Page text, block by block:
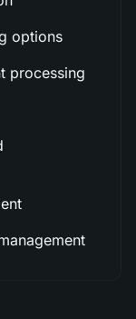
options
processing